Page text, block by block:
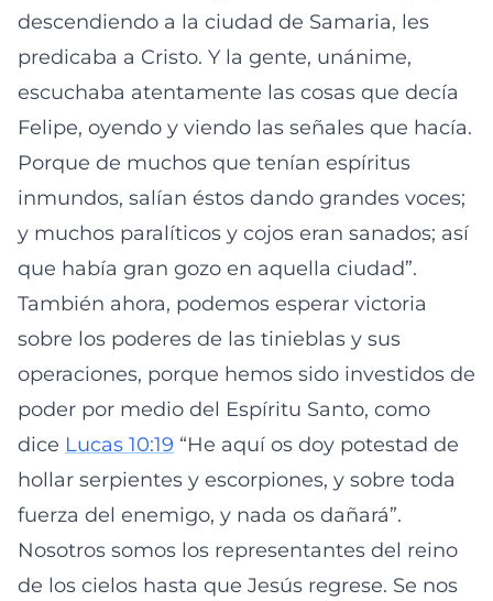
descendiendo a la ciudad de Samaria, les
predicaba a Cristo. Y la gente, unánime,
escuchaba atentamente las cosas que decía
Felipe, oyendo y viendo las señales que hacía.
Porque de muchos que tenían espíritus
inmundos, salían éstos dando grandes voces;
y muchos paralíticos y cojos eran sanados; así
que había gran gozo en aquella ciudad”.
También ahora, podemos esperar victoria
sobre los poderes de las tinieblas y sus
operaciones, porque hemos sido investidos de
poder por medio del Espíritu Santo, como
dice Lucas 10:19 “He aquí os doy potestad de
hollar serpientes y escorpiones, y sobre toda
fuerza del enemigo, y nada os dañará”.
Nosotros somos los representantes del reino
de los cielos hasta que Jesús regrese. Se nos